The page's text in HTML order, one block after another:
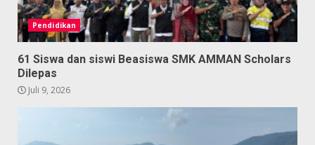
Pendidikan
61 Siswa dan siswi Beasiswa SMK AMMAN Scholars
Dilepas
Juli 9, 2026